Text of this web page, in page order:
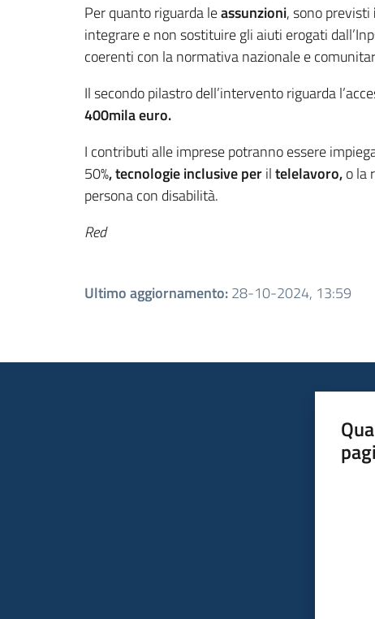
Per quanto riguarda leassunzioni, sono previsti
integrare e non sostituire gli aiuti erogati
coerenti con la normativa nazionale e
Il secondo pilastro dell’intervento riguarda
400mila euro.
I contributi alle imprese potranno essere
50%, tecnologie inclusive periltelelavoro,o la
persona con disabilità.
Red
Ultimo aggiornamento:28-10-2024, 13:59